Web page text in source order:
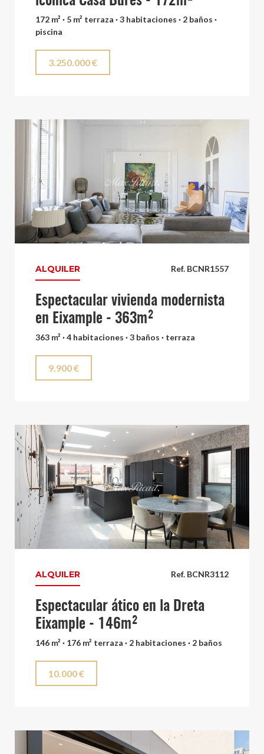
172 m² · 5 m² terraza · 3 habitaciones · 2 baños ·
piscina
3.250.000 €
Ref. BCNR1557
ALQUILER
Espectacular vivienda modernista
en Eixample - 363m²
363 m² · 4 habitaciones · 3 baños · terraza
9.900 €
Ref. BCNR3112
ALQUILER
Espectacular ático en la Dreta
Eixample - 146m²
146 m² · 176 m² terraza · 2 habitaciones · 2 baños
10.000 €